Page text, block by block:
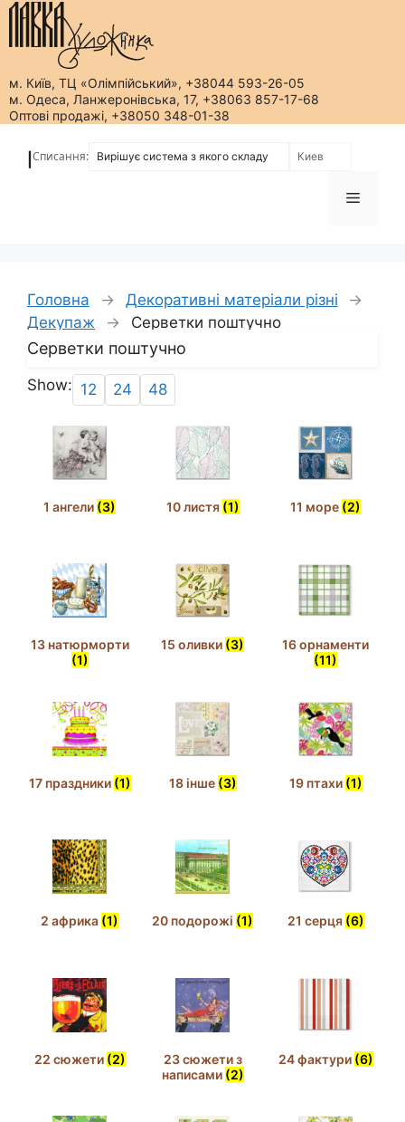
м. Київ, ТЦ «Олімпійський», +38044 593-26-05
м. Одеса, Ланжеронівська, 17, +38063 857-17-68
Оптові продажі, +38050 348-01-38
Списання:
Меню
Головна → Декоративні матеріали різні
→
Декупаж
→ Серветки поштучно
Серветки поштучно
Show: 12 24 48
1 ангели (3) 10 листя (1) 11 море (2)
13 натюрморти
(1)
15 оливки (3)
16 орнаменти
(11)
17 праздники (1) 18 інше (3) 19 птахи (1)
2 африка (1) 20 подорожі (1) 21 серця (6)
22 сюжети (2)
23 сюжети з
написами (2)
24 фактури (6)